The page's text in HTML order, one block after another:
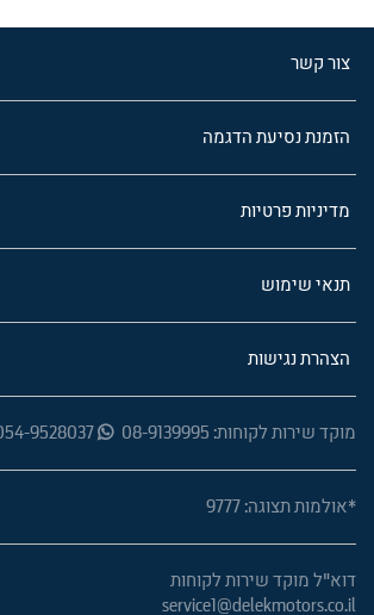
צור קשר
הזמנת נסיעת הדגמה
מדיניות פרטיות
תנאי שימוש
הצהרת נגישות
מוקד שירות לקוחות: 08-9139995 9528037
*אולמות תצוגה: 9777
דוא"ל מוקד שירות לקוחות
service1@delekmotors.co.il